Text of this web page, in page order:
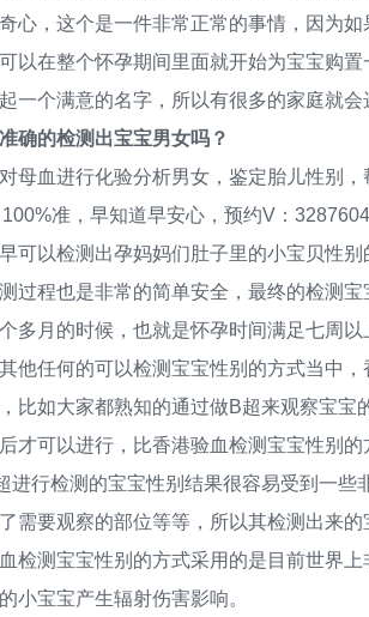
心，这个是一件非常正常的事情，因为
以在整个怀孕期间里面就开始为宝宝购
一个满意的名字，所以有很多的家庭就会
确的检测出宝宝男女吗？
血进行化验分析男女，鉴定胎儿性别，
准，早知道早安心，预约V：
以检测出孕妈妈们肚子里的小宝贝性别
过程也是非常的简单安全，最终的检测
多月的时候，也就是怀孕时间满足七周以
任何的可以检测宝宝性别的方式当中，
比如大家都熟知的通过做B超来观察宝
才可以进行，比香港验血检测宝宝性别的
行检测的宝宝性别结果很容易受到一些
需要观察的部位等等，所以其检测出来的
测宝宝性别的方式采用的是目前世界上
小宝宝产生辐射伤害影响。